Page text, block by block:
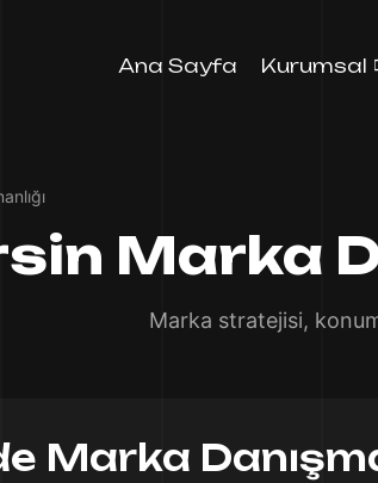
Ana Sayfa Kurumsal
Marka
Marka stratejisi,
Marka